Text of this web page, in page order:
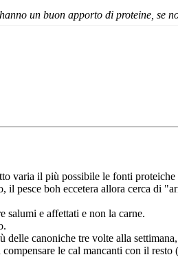
un buon apporto di proteine, se
varia il più possibile le fonti proteiche
il pesce boh eccetera allora cerca di
salumi e affettati e non la carne.
delle canoniche tre volte alla
le cal mancanti con il resto